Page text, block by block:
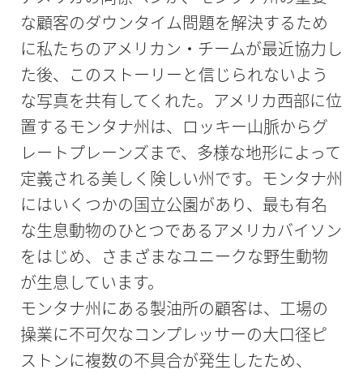
な顧客のダウンタイム問題を解決するため
に私たちのアメリカン・チームが最近協力し
た後、このストーリーと信じられないよう
な写真を共有してくれた。アメリカ西部に位
置するモンタナ州は、ロッキー山脈からグ
レートプレーンズまで、多様な地形によって
定義される美しく険しい州です。モンタナ州
にはいくつかの国立公園があり、最も有名
な生息動物のひとつであるアメリカバイソン
をはじめ、さまざまなユニークな野生動物
が生息しています。
モンタナ州にある製油所の顧客は、工場の
操業に不可欠なコンプレッサーの大口径ピ
ストンに複数の不具合が発生したため、